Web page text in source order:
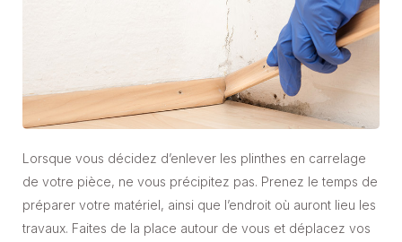
Lorsque vous décidez d’enlever les plinthes en carrelage
de votre pièce, ne vous précipitez pas. Prenez le temps de
préparer votre matériel, ainsi que l’endroit où auront lieu les
travaux. Faites de la place autour de vous et déplacez vos